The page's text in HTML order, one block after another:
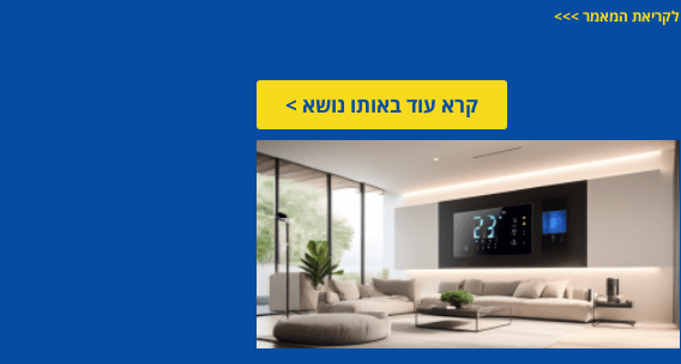
לקריאת המאמר >>>
קרא עוד באותו נושא >